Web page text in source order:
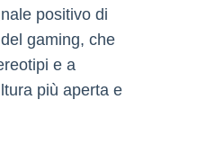
positivo di
gaming, che
e a
più aperta e